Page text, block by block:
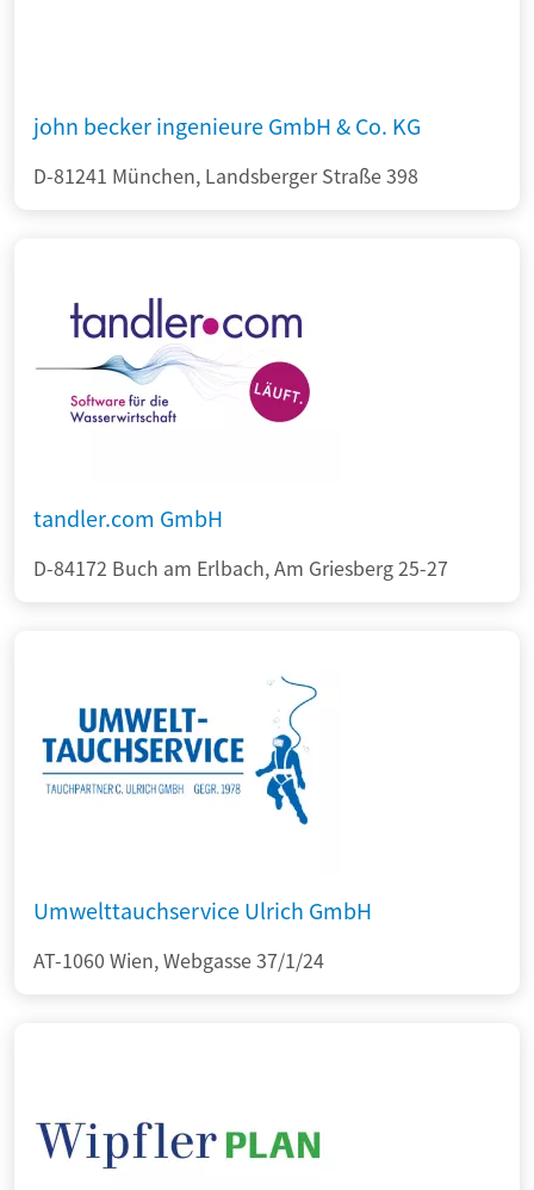
john becker ingenieure GmbH & Co. KG
D-81241 München, Landsberger Straße 398
tandler.com GmbH
D-84172 Buch am Erlbach, Am Griesberg 25-27
Umwelttauchservice Ulrich GmbH
AT-1060 Wien, Webgasse 37/1/24